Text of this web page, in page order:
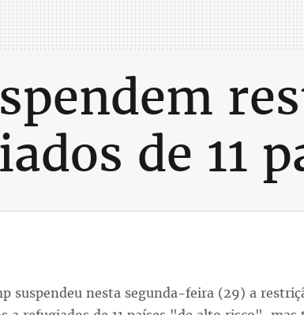
de 11
suspendeu nesta segunda-feira (29) a